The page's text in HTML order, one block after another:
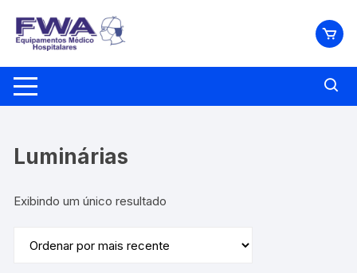
para
conteúdo
Luminárias
Exibindo um único resultado